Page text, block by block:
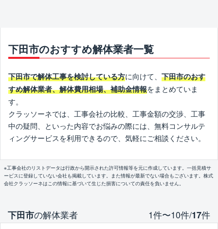
下田市のおすすめ解体業者一覧
下田市で解体工事を検討している方に向けて、 下田市のおす
すめ解体業者、解体費用相場、補助金情報をまとめていま
す。
クラッソーネでは、工事会社の比較、工事金額の交渉、工事
中の疑問、といった内容でお悩みの際には、無料コンサルテ
ィングサービスを利用できるので、気軽にご相談ください。
※工事会社のリストデータは行政から開示された許可情報等を元に作成しています。一括見積サ
ービスに登録していない会社も掲載しています。また情報が最新でない場合もございます。株式
会社クラッソーネはこの情報に基づいて生じた損害についての責任を負いません。
下田市の解体業者 1件〜10件/17件